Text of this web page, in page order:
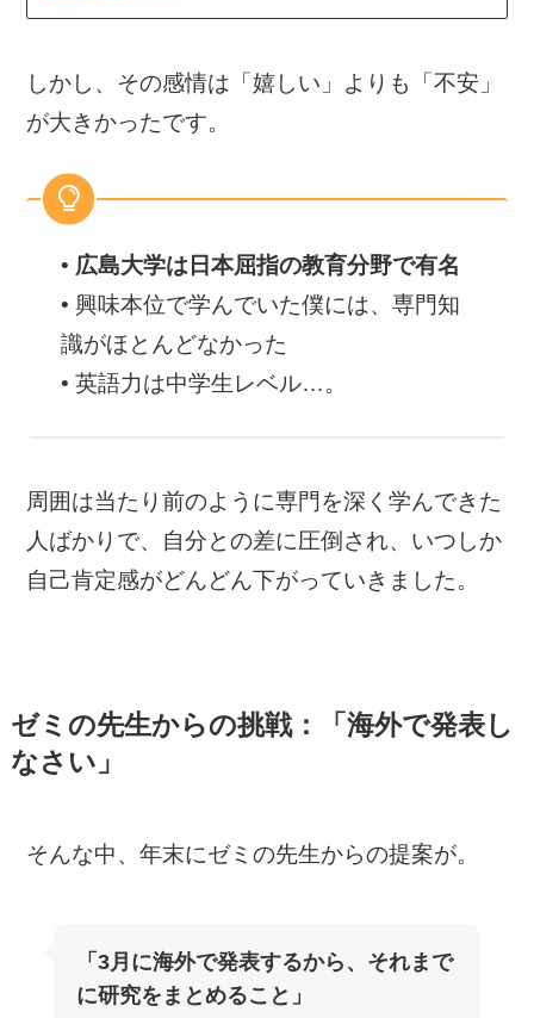
しかし、その感情は「嬉しい」よりも「不安」
が大きかったです。
• 広島大学は日本屈指の教育分野で有名
• 興味本位で学んでいた僕には、専門知
識がほとんどなかった
• 英語力は中学生レベル…。
周囲は当たり前のように専門を深く学んできた
人ばかりで、自分との差に圧倒され、いつしか
自己肯定感がどんどん下がっていきました。
ゼミの先生からの挑戦：「海外で発表し
なさい」
そんな中、年末にゼミの先生からの提案が。
「3月に海外で発表するから、それまで
に研究をまとめること 」